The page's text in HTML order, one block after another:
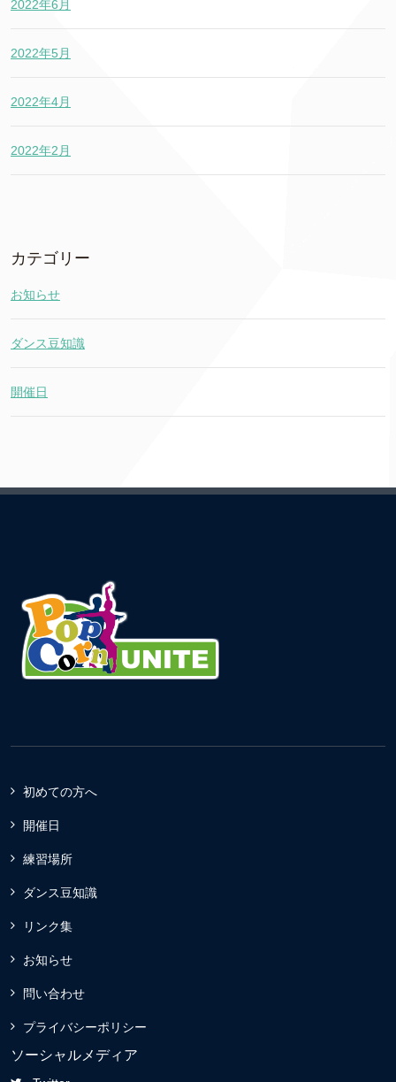
2022年6月
2022年5月
2022年4月
2022年2月
カテゴリー
お知らせ
ダンス豆知識
開催日
初めての方へ
開催日
練習場所
ダンス豆知識
リンク集
お知らせ
問い合わせ
プライバシーポリシー
ソーシャルメディア